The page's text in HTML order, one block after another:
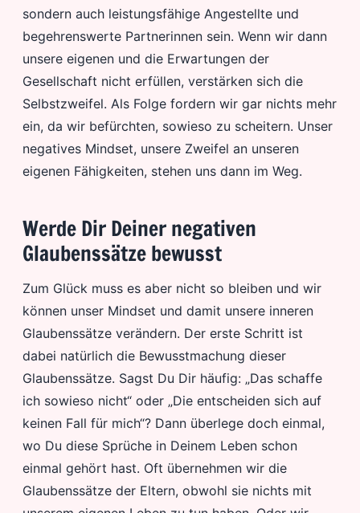
sondern auch leistungsfähige Angestellte und
begehrenswerte Partnerinnen sein. Wenn wir dann
unsere eigenen und die Erwartungen der
Gesellschaft nicht erfüllen, verstärken sich die
Selbstzweifel. Als Folge fordern wir gar nichts mehr
ein, da wir befürchten, sowieso zu scheitern. Unser
negatives Mindset, unsere Zweifel an unseren
eigenen Fähigkeiten, stehen uns dann im Weg.
Werde Dir Deiner negativen
Glaubenssätze bewusst
Zum Glück muss es aber nicht so bleiben und wir
können unser Mindset und damit unsere inneren
Glaubenssätze verändern. Der erste Schritt ist
dabei natürlich die Bewusstmachung dieser
Glaubenssätze. Sagst Du Dir häufig: „Das schaffe
ich sowieso nicht“ oder „Die entscheiden sich auf
keinen Fall für mich“? Dann überlege doch einmal,
wo Du diese Sprüche in Deinem Leben schon
einmal gehört hast. Oft übernehmen wir die
Glaubenssätze der Eltern, obwohl sie nichts mit